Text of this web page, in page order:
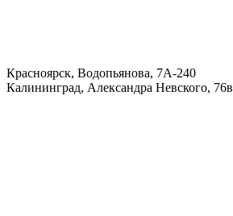
Красноярск, Водопьянова, 7А-240
Калининград, Александра Невского, 76в